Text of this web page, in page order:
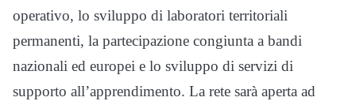
operativo, lo sviluppo di laboratori territoriali
permanenti, la partecipazione congiunta a bandi
nazionali ed europei e lo sviluppo di servizi di
supporto all’apprendimento. La rete sarà aperta ad